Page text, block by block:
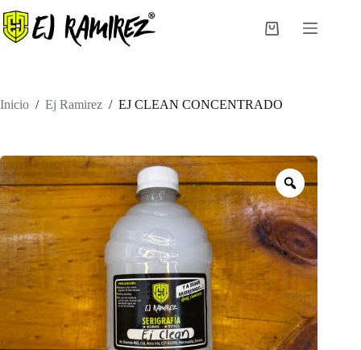
al
contenido
Carro
Inicio / Ej Ramirez / EJ CLEAN CONCENTRADO
Zoom